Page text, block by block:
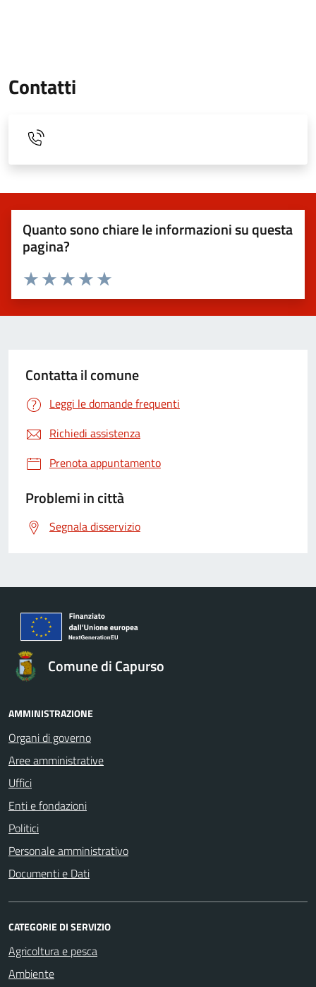
Contatti
Quanto sono chiare le informazioni su questa
pagina?
Valuta 5 stelle su 5
Valuta 4 stelle su 5
Valuta 3 stelle su 5
Valuta 2 stelle su 5
Valuta 1 stelle su 5
Contatta il comune
Leggi le domande frequenti
Richiedi assistenza
Prenota appuntamento
Problemi in città
Segnala disservizio
Comune di Capurso
AMMINISTRAZIONE
Organi di governo
Aree amministrative
Uffici
Enti e fondazioni
Politici
Personale amministrativo
Documenti e Dati
CATEGORIE DI SERVIZIO
Agricoltura e pesca
Ambiente